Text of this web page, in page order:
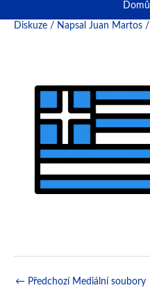
Domů
Diskuze / Napsal Juan Martos /
← Předchozí Mediální soubory